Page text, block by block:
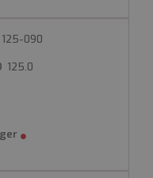
125-090
125.0